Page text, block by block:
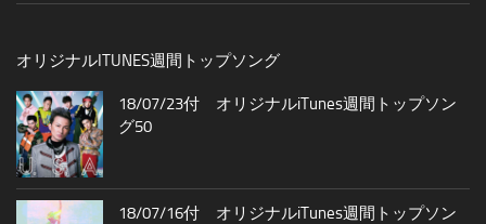
オリジナルITUNES週間トップソング
18/07/23付 オリジナルiTunes週間トップソン
グ50
18/07/16付 オリジナルiTunes週間トップソン